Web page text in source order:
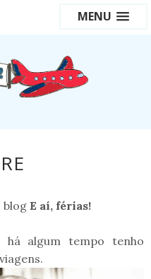
MENU
blog E aí, férias!
há algum tempo tenho